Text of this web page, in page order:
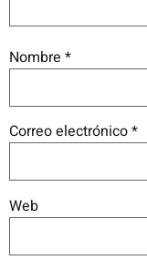
Nombre *
Correo electrónico*
Web